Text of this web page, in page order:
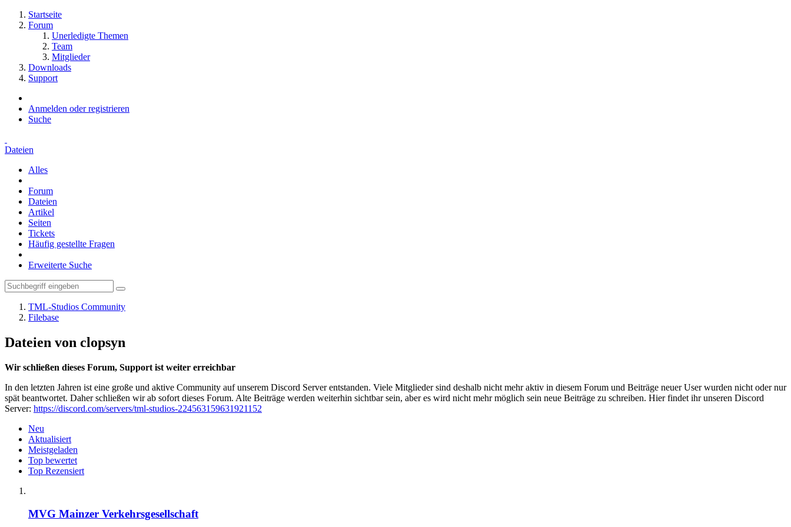
Startseite
Forum
Unerledigte Themen
Team
Mitglieder
Downloads
Support
Anmelden oder registrieren
Suche
Dateien
Alles
Forum
Dateien
Artikel
Seiten
Tickets
Häufig gestellte Fragen
Erweiterte Suche
TML-Studios Community
Filebase
Dateien von clopsyn
Wir schließen dieses Forum, Support ist weiter erreichbar
In den letzten Jahren ist eine große und aktive Community auf unserem Discord Server entstanden. Viele Mitglieder sind deshalb nicht mehr aktiv in diesem Forum und Beiträge neuer User wurden nicht oder nur
spät beantwortet. Daher schließen wir ab sofort dieses Forum. Alte Beiträge werden weiterhin sichtbar sein, aber es wird nicht mehr möglich sein neue Beiträge zu schreiben. Hier findet ihr unseren Discord
Server: https://discord.com/servers/tml-studios-224563159631921152
Neu
Aktualisiert
Meistgeladen
Top bewertet
Top Rezensiert
MVG Mainzer Verkehrsgesellschaft